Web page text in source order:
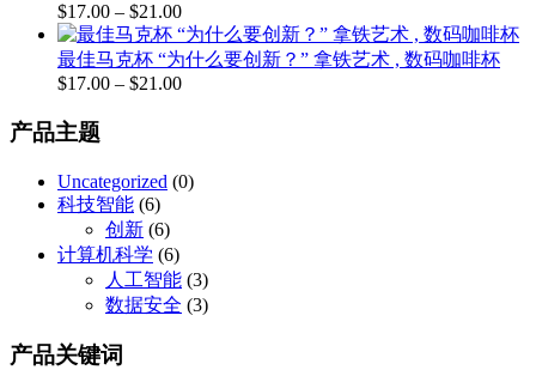
$21.00
$17.00
至
$17.00 – $21.00价
格
范
围：
最佳马克杯 “为什么要创新？” 拿铁艺术 , 数码咖啡杯
$17.00 – $21.00价
$17.00
产品主题
Uncategorized (0)
科技智能 (6)
创新 (6)
计算机科学 (6)
人工智能 (3)
数据安全 (3)
产品关键词